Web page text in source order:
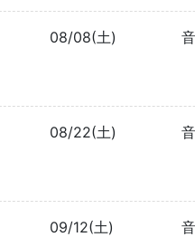
08/08(土)
08/22(土)
09/12(土)